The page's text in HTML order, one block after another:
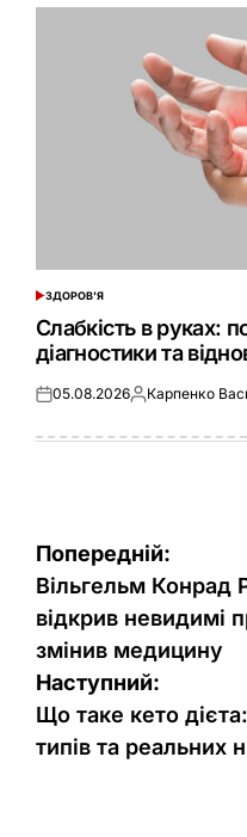
ОПУБЛІКУВАТИ
У
ЗДОРОВ'Я
Слабкість в руках:
діагностики та
Оприлюднено
05.08.2026Опубліковано
Карпенко
Навігація
записів
Попередній:
Вільгельм Конрад
відкрив невидимі
змінив медицину
Наступний:
Що таке кето
типів та реальних